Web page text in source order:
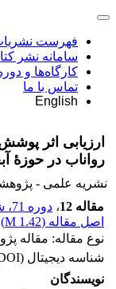
فهرست
سامانه نشر
کارگاه‌ها و
تماس با ما
English
ارزیابی اثر
رواناب در حوزۀ
نشریه علمی -
مقاله 12
، دوره 71، شماره 4
اصل مقاله (1.42 M
)
نوع مقاله: مقاله
شناسه دیجیتال (DOI):
نویسندگان